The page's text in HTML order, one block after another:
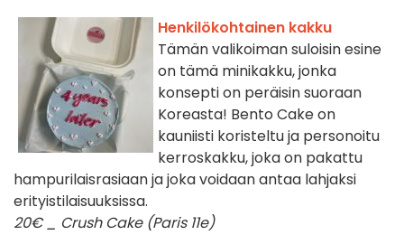
Henkilökohtainen kakku
Tämän valikoiman suloisin esine
on tämä minikakku, jonka
konsepti on peräisin suoraan
Koreasta! Bento Cake on
kauniisti koristeltu ja personoitu
kerroskakku, joka on pakattu
hampurilaisrasiaan ja joka voidaan antaa lahjaksi
erityistilaisuuksissa.
20€ _ Crush Cake (Paris 11e)